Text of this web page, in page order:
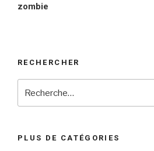
zombie
RECHERCHER
PLUS DE CATÉGORIES